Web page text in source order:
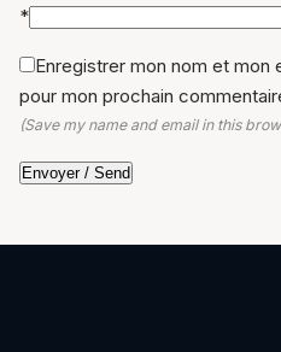
*
Enregistrer mon nom et mon
pour mon prochain
(Save my name and email in this